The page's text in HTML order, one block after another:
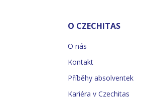
O CZECHITAS
O nás
Kontakt
Příběhy absolventek
Kariéra v Czechitas